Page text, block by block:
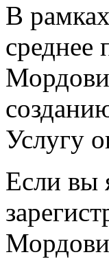
В
среднее
Услугу
Если вы